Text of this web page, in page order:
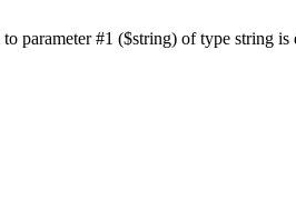
parameter #1 ($string) of type string is